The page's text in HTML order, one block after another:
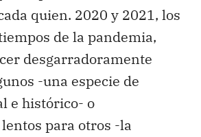
quien. 2020 y 2021, los
de la pandemia,
desgarradoramente
-una especie de
e histórico- o
para otros -la